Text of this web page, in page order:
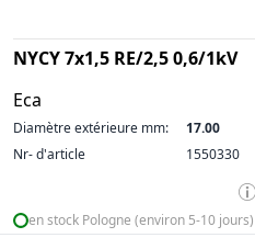
NYCY 7x1,5 RE/2,5 0,6/1kV
Eca
Diamètre extérieure mm:
17.00
Nr- d'article
1550330
en stock Pologne (environ 5-10 jours)